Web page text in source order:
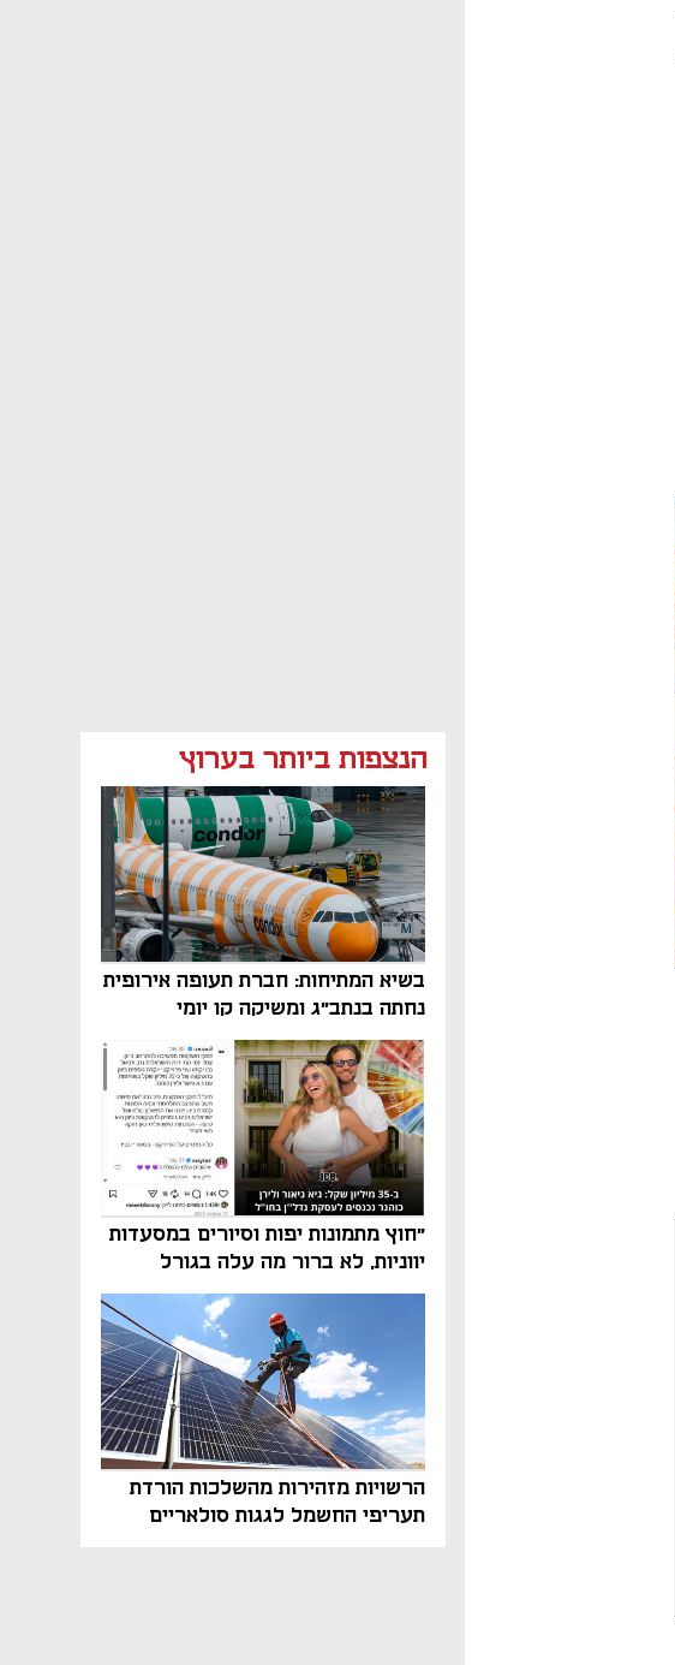
הנצפות ביותר בערוץ
בשיא המתיחות: חברת תעופה אירופית
נחתה בנתב"ג ומשיקה קו יומי
"חוץ מתמונות יפות וסיורים במסעדות
יווניות, לא ברור מה עלה בגורל
פרויקט הנדל"ן"
הרשויות מזהירות מהשלכות הורדת
תעריפי החשמל לגגות סולאריים